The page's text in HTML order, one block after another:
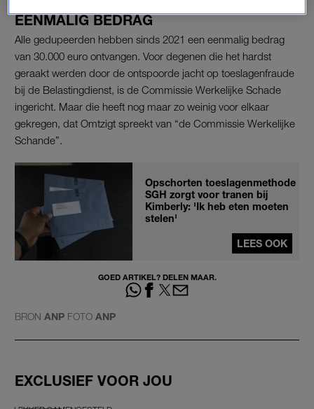
EENMALIG BEDRAG
Alle gedupeerden hebben sinds 2021 een eenmalig bedrag
van 30.000 euro ontvangen. Voor degenen die het hardst
geraakt werden door de ontspoorde jacht op toeslagenfraude
bij de Belastingdienst, is de Commissie Werkelijke Schade
ingericht. Maar die heeft nog maar zo weinig voor elkaar
gekregen, dat Omtzigt spreekt van “de Commissie Werkelijke
Schande”.
Opschorten toeslagenmethode
SGH zorgt voor tranen bij
Kimberly: 'Ik heb eten moeten
stelen'
LEES OOK
GOED ARTIKEL? DELEN MAAR.
BRON ANP FOTO ANP
EXCLUSIEF VOOR JOU